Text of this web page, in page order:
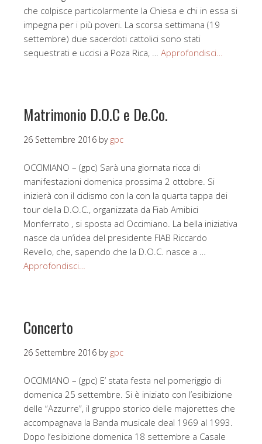
che colpisce particolarmente la Chiesa e chi in essa si
impegna per i più poveri. La scorsa settimana (19
settembre) due sacerdoti cattolici sono stati
sequestrati e uccisi a Poza Rica, … Approfondisci…
Matrimonio D.O.C e De.Co.
26 Settembre 2016 by gpc
OCCIMIANO – (gpc) Sarà una giornata ricca di
manifestazioni domenica prossima 2 ottobre. Si
inizierà con il ciclismo con la con la quarta tappa dei
tour della D.O.C., organizzata da Fiab Amibici
Monferrato , si sposta ad Occimiano. La bella iniziativa
nasce da un’idea del presidente FIAB Riccardo
Revello, che, sapendo che la D.O.C. nasce a …
Approfondisci…
Concerto
26 Settembre 2016 by gpc
OCCIMIANO – (gpc) E’ stata festa nel pomeriggio di
domenica 25 settembre. Si è iniziato con l’esibizione
delle “Azzurre”, il gruppo storico delle majorettes che
accompagnava la Banda musicale deal 1969 al 1993.
Dopo l’esibizione domenica 18 settembre a Casale